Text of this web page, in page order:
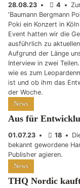
28.08.23 • 4 •
'Baumann Bergmann
Poki ein Konzert in
Event hatten wir die
ausführlich zu
Aufgrund der Länge
Interview in zwei
wie es zum
ist und ob ihm das
der Woche.
News
Aus für
01.07.23 • 18 •
bekannt gewordene
Publisher agieren.
News
THQ Nordic